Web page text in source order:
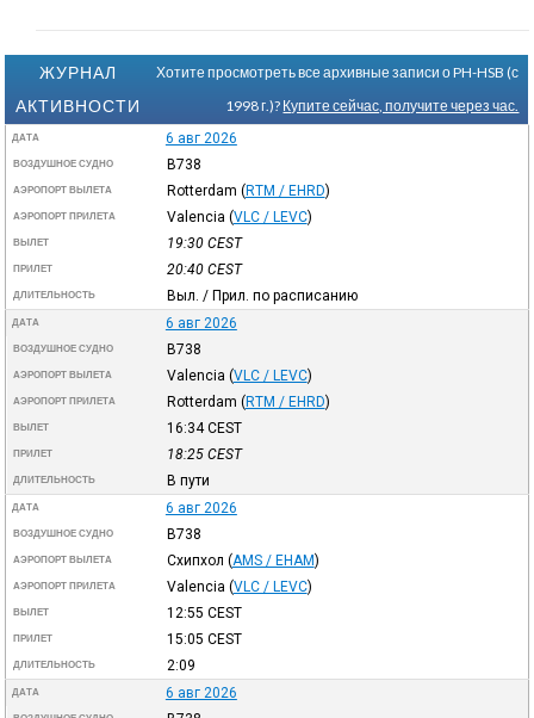
ЖУРНАЛ
АКТИВНОСТИ
Хотите просмотреть все архивные записи о PH-HSB (с
1998 г.)? Купите сейчас, получите через час.
ДАТА 6 авг 2026
ВОЗДУШНОЕ СУДНО B738
АЭРОПОРТ ВЫЛЕТА Rotterdam (RTM / EHRD)
АЭРОПОРТ ПРИЛЕТА Valencia (VLC / LEVC)
ВЫЛЕТ 19:30 CEST
ПРИЛЕТ 20:40 CEST
ДЛИТЕЛЬНОСТЬ Выл. / Прил. по расписанию
ДАТА 6 авг 2026
ВОЗДУШНОЕ СУДНО B738
АЭРОПОРТ ВЫЛЕТА Valencia (VLC / LEVC)
АЭРОПОРТ ПРИЛЕТА Rotterdam (RTM / EHRD)
ВЫЛЕТ 16:34CEST
ПРИЛЕТ 18:25 CEST
ДЛИТЕЛЬНОСТЬ В пути
ДАТА 6 авг 2026
ВОЗДУШНОЕ СУДНО B738
АЭРОПОРТ ВЫЛЕТА Схипхол (AMS / EHAM)
АЭРОПОРТ ПРИЛЕТА Valencia (VLC / LEVC)
ВЫЛЕТ 12:55 CEST
ПРИЛЕТ 15:05 CEST
ДЛИТЕЛЬНОСТЬ 2:09
ДАТА 6 авг 2026